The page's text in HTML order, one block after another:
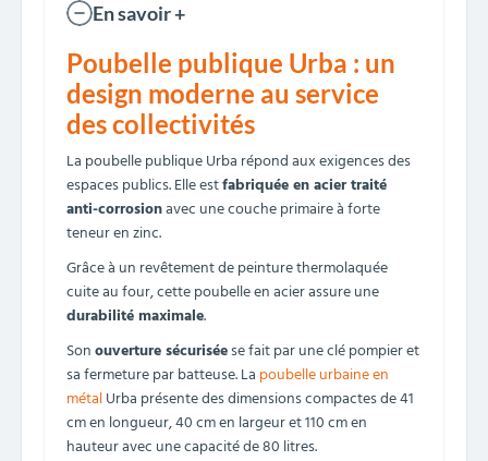
En savoir +
Poubelle publique Urba : un
design moderne au service
des collectivités
La poubelle publique Urba répond aux exigences des
espaces publics. Elle estfabriquée en acier traité
anti-corrosionavec une couche primaire à forte
teneur en zinc.
Grâce à un revêtement de peinture thermolaquée
cuite au four, cette poubelle en acier assure une
durabilité maximale.
Sonouverture sécuriséese fait par une clé pompier et
sa fermeture par batteuse. La poubelle urbaine en
métalUrba présente des dimensions compactes de 41
cm en longueur, 40 cm en largeur et 110 cm en
hauteur avec une capacité de 80 litres.